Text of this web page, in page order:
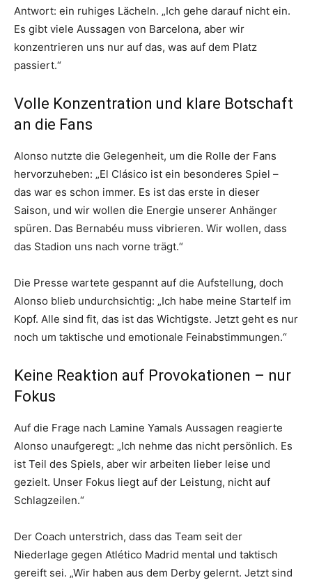
Antwort: ein ruhiges Lächeln. „Ich gehe darauf nicht ein.
Es gibt viele Aussagen von Barcelona, aber wir
konzentrieren uns nur auf das, was auf dem Platz
passiert.“
Volle Konzentration und klare Botschaft
an die Fans
Alonso nutzte die Gelegenheit, um die Rolle der Fans
hervorzuheben: „El Clásico ist ein besonderes Spiel –
das war es schon immer. Es ist das erste in dieser
Saison, und wir wollen die Energie unserer Anhänger
spüren. Das Bernabéu muss vibrieren. Wir wollen, dass
das Stadion uns nach vorne trägt.“
Die Presse wartete gespannt auf die Aufstellung, doch
Alonso blieb undurchsichtig: „Ich habe meine Startelf im
Kopf. Alle sind fit, das ist das Wichtigste. Jetzt geht es nur
noch um taktische und emotionale Feinabstimmungen.“
Keine Reaktion auf Provokationen – nur
Fokus
Auf die Frage nach Lamine Yamals Aussagen reagierte
Alonso unaufgeregt: „Ich nehme das nicht persönlich. Es
ist Teil des Spiels, aber wir arbeiten lieber leise und
gezielt. Unser Fokus liegt auf der Leistung, nicht auf
Schlagzeilen.“
Der Coach unterstrich, dass das Team seit der
Niederlage gegen Atlético Madrid mental und taktisch
gereift sei. „Wir haben aus dem Derby gelernt. Jetzt sind